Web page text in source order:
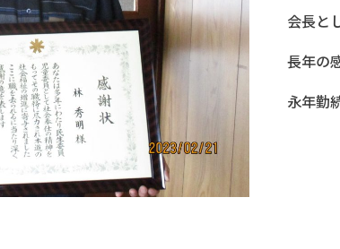
会長と
長年の
永年勤